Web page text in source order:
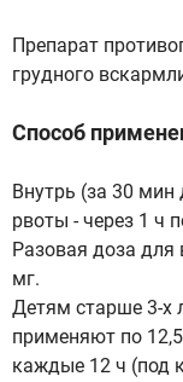
Препарат
грудного
Способ
Внутрь (за 30
рвоты - через 1 ч
Разовая доза для
мг.
Детям старше 3-х
применяют по
каждые 12 ч (под